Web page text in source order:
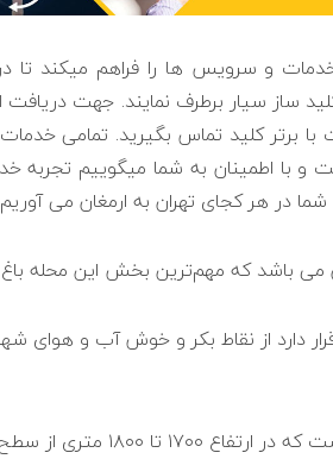
خدمات و سرویس ها را فراهم میکند تا
ساز سیار برطرف نمایند. جهت دریافت
برتر کلید تماس بگیرید. تمامی
و با اطمینان به شما میگوییم تجربه
در هر کجای تهران به ارمغان می
می باشد که مهم‌ترین بخش این محله
دارد از نقاط بکر و خوش آب و هوای
منظریه منطقه‌ای مرتفع و کوهستانی است که در